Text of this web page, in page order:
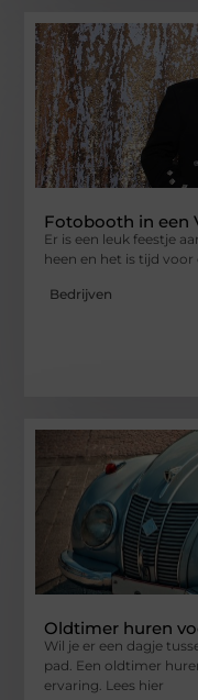
Fotobooth in een
Er is een leuk feestje
heen en het is tijd
Bedrijven
Oldtimer huren
Wil je er een dagje
pad. Een oldtimer
ervaring. Lees hier